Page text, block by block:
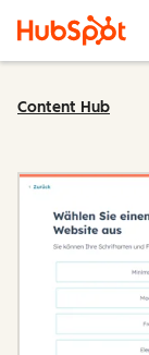
Content Hub